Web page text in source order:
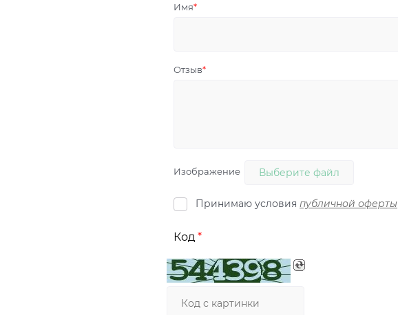
Имя
Отзыв
Изображение Выберите файл
Принимаю условия публичной оферты
Код